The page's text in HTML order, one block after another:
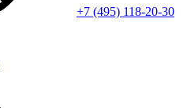
+7 (495) 118-20-30